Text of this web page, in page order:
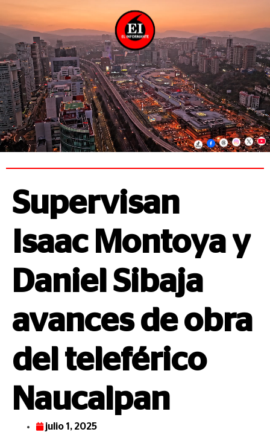
Supervisan
Isaac Montoya y
Daniel Sibaja
avances de obra
del teleférico
Naucalpan
julio 1, 2025